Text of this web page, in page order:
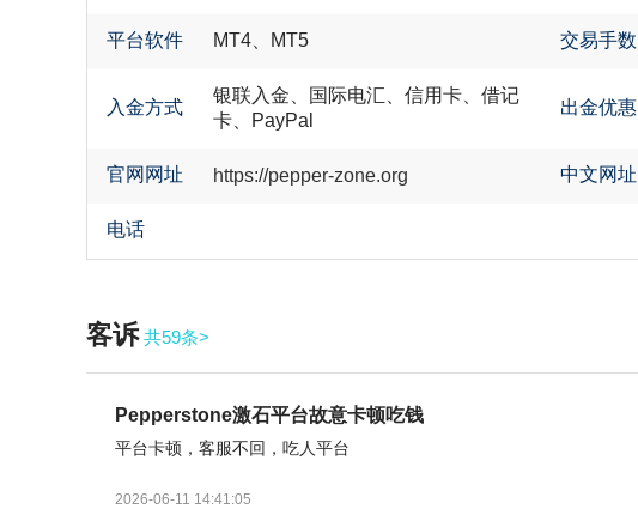
平台软件 MT4、MT5 交易手数
入金方式
银联入金、国际电汇、信用卡、借记
卡、PayPal
出金优惠
官网网址 https://pepper-zone.org 中文网址
电话
客诉共59条>
Pepperstone激石平台故意卡顿吃钱
平台卡顿，客服不回，吃人平台
2026-06-11 14:41:05